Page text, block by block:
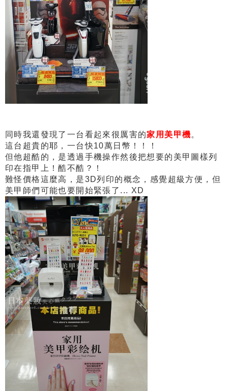
同時我還發現了一台看起來很厲害的家用美甲機。
這台超貴的耶，一台快10萬日幣！！！
但他超酷的，是透過手機操作然後把想要的美甲圖樣列
印在指甲上！酷不酷？！
難怪價格這麼高，是3D列印的概念，感覺超級方便，但
美甲師們可能也要開始緊張了... XD